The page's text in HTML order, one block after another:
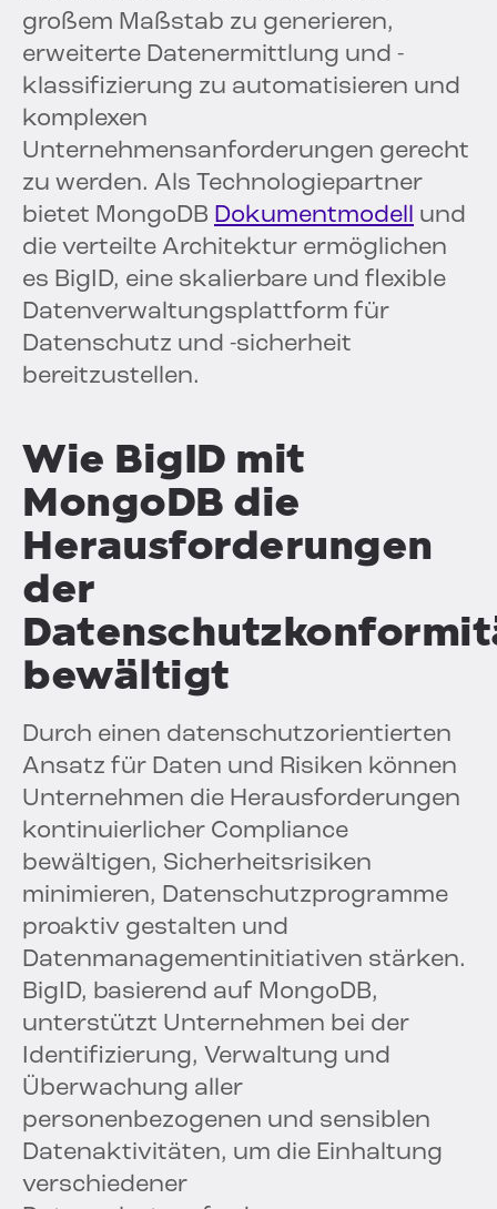
großem Maßstab zu generieren,
erweiterte Datenermittlung und -
klassifizierung zu automatisieren und
komplexen
Unternehmensanforderungen gerecht
zu werden. Als Technologiepartner
bietet MongoDB Dokumentmodell und
die verteilte Architektur ermöglichen
es BigID, eine skalierbare und flexible
Datenverwaltungsplattform für
Datenschutz und -sicherheit
bereitzustellen.
Wie BigID mit
MongoDB die
Herausforderungen
der
bewältigt
Durch einen datenschutzorientierten
Ansatz für Daten und Risiken können
Unternehmen die Herausforderungen
kontinuierlicher Compliance
bewältigen, Sicherheitsrisiken
minimieren, Datenschutzprogramme
proaktiv gestalten und
Datenmanagementinitiativen stärken.
BigID, basierend auf MongoDB,
unterstützt Unternehmen bei der
Identifizierung, Verwaltung und
Überwachung aller
personenbezogenen und sensiblen
Datenaktivitäten, um die Einhaltung
verschiedener